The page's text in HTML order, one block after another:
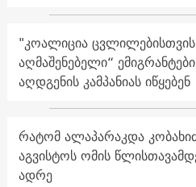
"კოალიცია
აღმაშენებელი“
აღდგენის კამპანიას იწყებენ
რატომ ალაპარაკდა
აგვისტოს ომის
ადრე